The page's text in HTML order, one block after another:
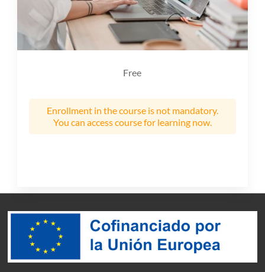
Free
Enrollment in the course is not mandatory.
You can access course for learning now.